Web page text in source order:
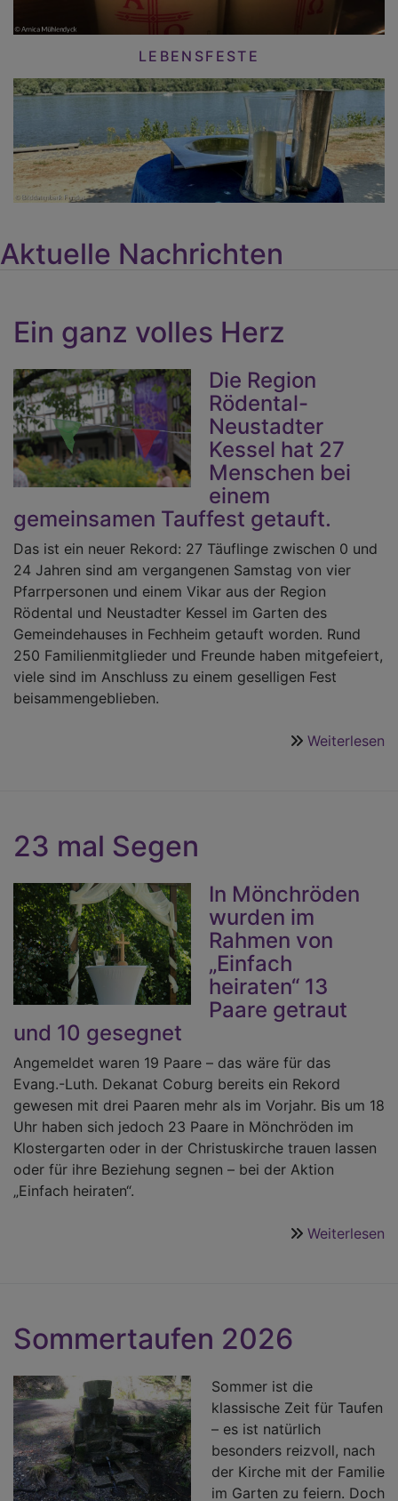
LEBENSFESTE
Aktuelle Nachrichten
Ein ganz volles Herz
Die Region
Rödental-
Neustadter
Kessel hat 27
Menschen bei
einem
gemeinsamen Tauffest getauft.
Das ist ein neuer Rekord: 27 Täuflinge zwischen 0 und
24 Jahren sind am vergangenen Samstag von vier
Pfarrpersonen und einem Vikar aus der Region
Rödental und Neustadter Kessel im Garten des
Gemeindehauses in Fechheim getauft worden. Rund
250 Familienmitglieder und Freunde haben mitgefeiert,
viele sind im Anschluss zu einem geselligen Fest
beisammengeblieben.
Weiterlesen
23 mal Segen
In Mönchröden
wurden im
Rahmen von
„Einfach
heiraten“ 13
Paare getraut
und 10 gesegnet
Angemeldet waren 19 Paare – das wäre für das
Evang.-Luth. Dekanat Coburg bereits ein Rekord
gewesen mit drei Paaren mehr als im Vorjahr. Bis um 18
Uhr haben sich jedoch 23 Paare in Mönchröden im
Klostergarten oder in der Christuskirche trauen lassen
oder für ihre Beziehung segnen – bei der Aktion
„Einfach heiraten“.
Weiterlesen
Sommertaufen 2026
Sommer ist die
klassische Zeit für Taufen
– es ist natürlich
besonders reizvoll, nach
der Kirche mit der Familie
im Garten zu feiern. Doch